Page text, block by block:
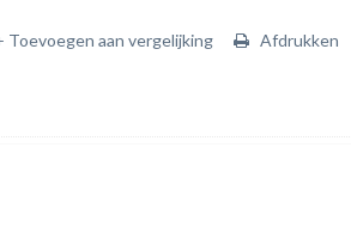
Toevoegen aan vergelijking Afdrukken